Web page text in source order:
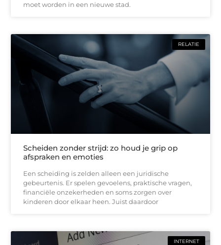
moet worden in een nieuwe stad.
RELATIE
Scheiden zonder strijd: zo houd je grip op
afspraken en emoties
Een scheiding is zelden alleen een juridische
gebeurtenis. Er spelen gevoelens, praktische vragen,
financiële onzekerheden en soms zorgen over
kinderen door elkaar heen. Juist daardoor
INTERNET